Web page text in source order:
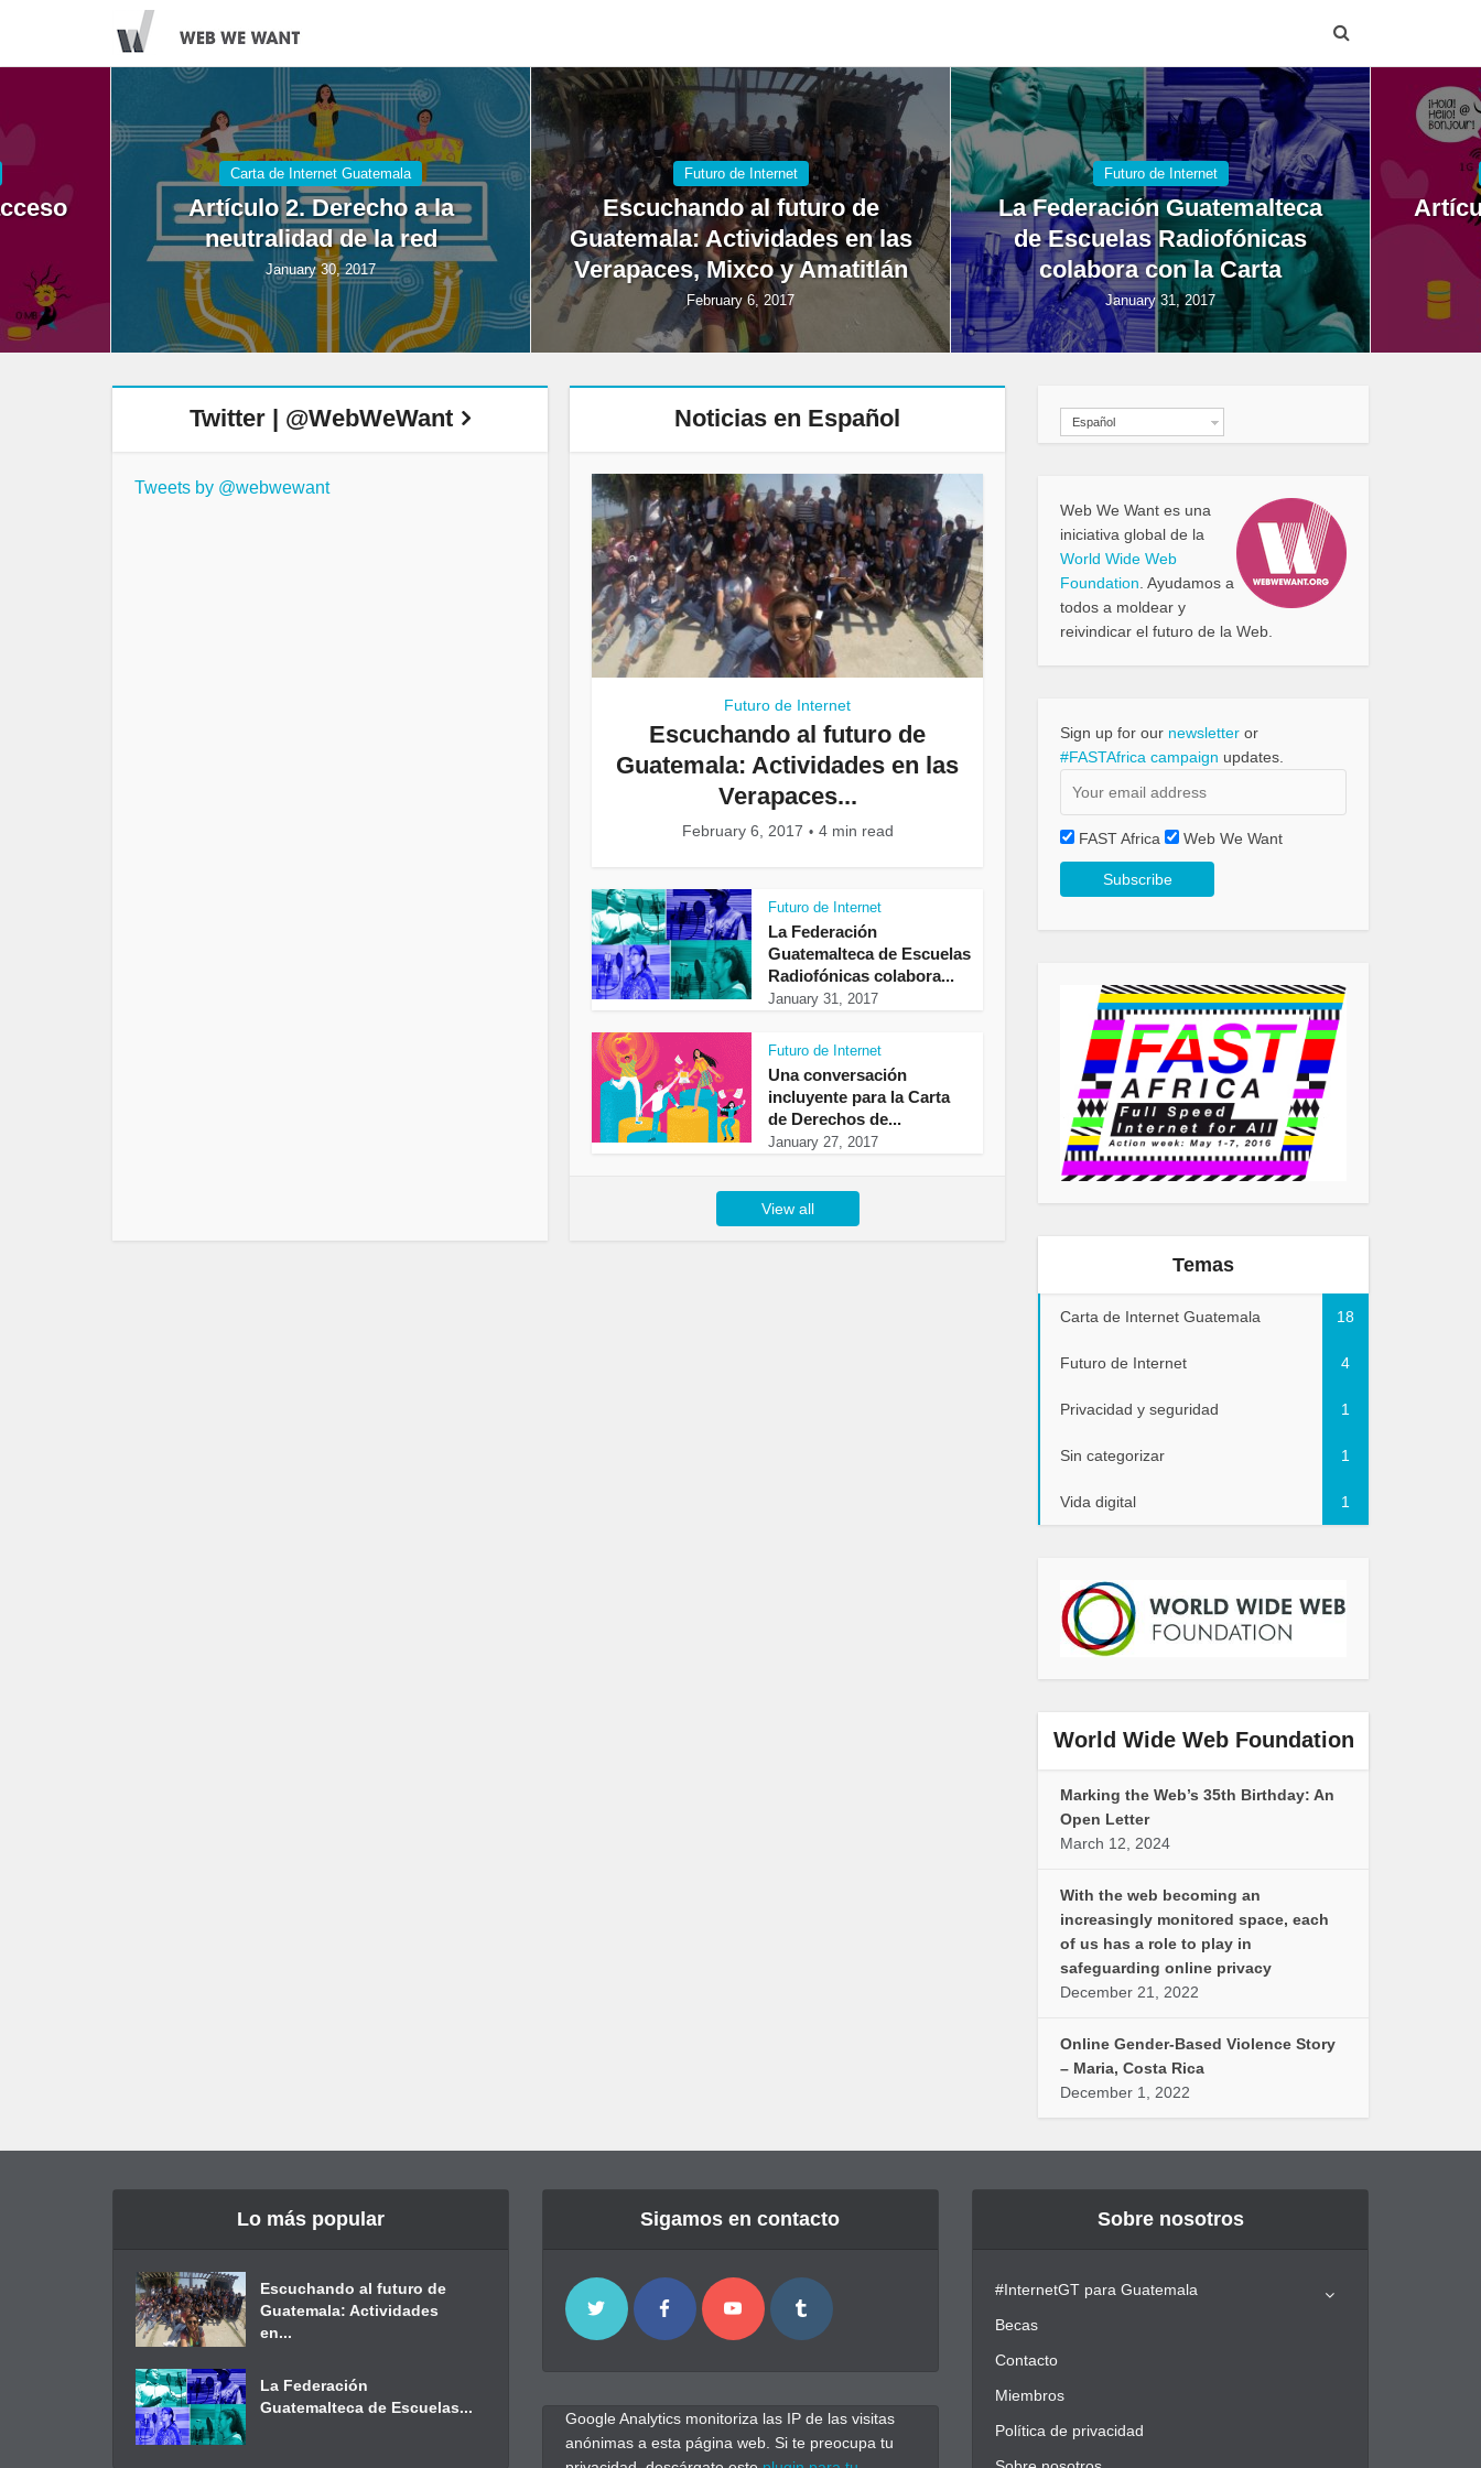
Carta de Internet Guatemala
Artículo 2. Derecho a la
neutralidad de la red
January 30, 2017
Futuro de Internet
Escuchando al futuro de
Guatemala: Actividades en las
Verapaces, Mixco y Amatitlán
February 6, 2017
Futuro de Internet
La Federación Guatemalteca
de Escuelas Radiofónicas
colabora con la Carta
January 31, 2017
Twitter | @WebWeWant
Tweets by @webwewant
Noticias en Español
Futuro de Internet
Escuchando al futuro de
Guatemala: Actividades en las
Verapaces...
February 6, 2017 4 min read
Futuro de Internet
La Federación
Guatemalteca de Escuelas
Radiofónicas colabora...
January 31, 2017
Futuro de Internet
Una conversación
incluyente para la Carta
de Derechos de...
January 27, 2017
View all
Español
Web We Want es una
iniciativa global de la
World Wide Web
Foundation . Ayudamos a
todos a moldear y
reivindicar el futuro de la Web.
Sign up for our newsletter or
#FASTAfrica campaign updates.
FAST Africa Web We Want
Temas
Carta de Internet Guatemala 18
Futuro de Internet 4
Privacidad y seguridad 1
Sin categorizar 1
Vida digital 1
World Wide Web Foundation
Marking the Web’s 35th Birthday: An
Open Letter
March 12, 2024
With the web becoming an
increasingly monitored space, each
of us has a role to play in
safeguarding online privacy
December 21, 2022
Online Gender-Based Violence Story
– Maria, Costa Rica
December 1, 2022
Lo más popular
Escuchando al futuro de
Guatemala: Actividades
en...
La Federación
Guatemalteca de Escuelas...
Sigamos en contacto
Google Analytics monitoriza las IP de las visitas
anónimas a esta página web. Si te preocupa tu
Sobre nosotros
#InternetGT para Guatemala
Becas
Contacto
Miembros
Política de privacidad